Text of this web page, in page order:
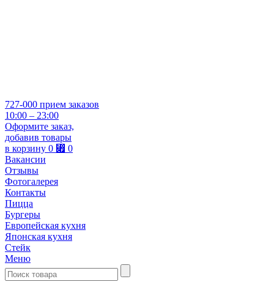
727-000 прием заказов
10:00 – 23:00
Оформите заказ,
добавив товары
в корзину 0 ⃏ 0
Вакансии
Отзывы
Фотогалерея
Контакты
Пицца
Бургеры
Европейская кухня
Японская кухня
Стейк
Меню